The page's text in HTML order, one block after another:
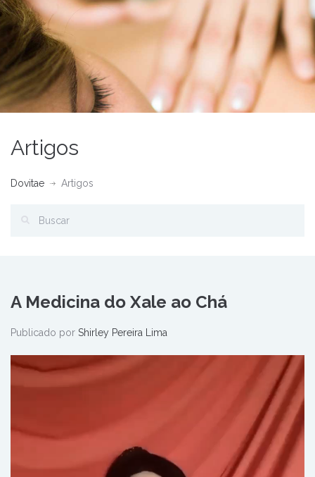
Artigos
Dovitae Artigos
A Medicina do Xale ao Chá
Publicado por Shirley Pereira Lima
Tocador